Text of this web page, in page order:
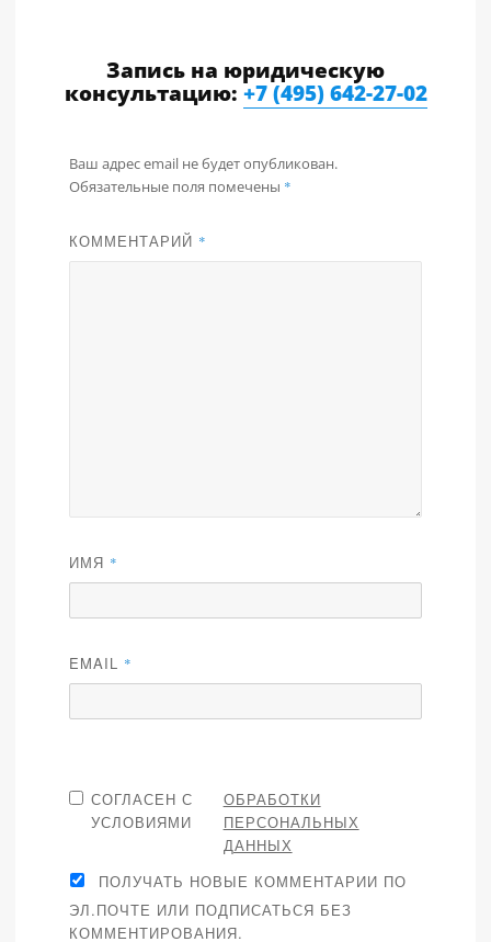
Запись на юридическую
консультацию: +7 (495) 642-27-02
Ваш адрес email не будет опубликован.
Обязательные поля помечены *
КОММЕНТАРИЙ *
ИМЯ *
EMAIL *
СОГЛАСЕН С
УСЛОВИЯМИ
ОБРАБОТКИ
ПЕРСОНАЛЬНЫХ
ДАННЫХ
ПОЛУЧАТЬ НОВЫЕ КОММЕНТАРИИ ПО
ЭЛ.ПОЧТЕ ИЛИ ПОДПИСАТЬСЯ БЕЗ
КОММЕНТИРОВАНИЯ.